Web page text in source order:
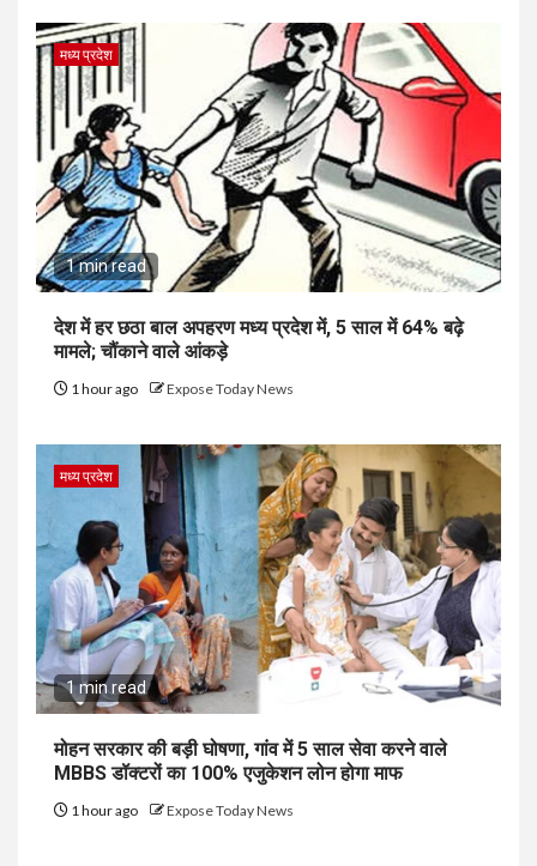
मध्य प्रदेश
1 min read
देश में हर छठा बाल अपहरण मध्य प्रदेश में, 5 साल में 64% बढ़े
मामले; चौंकाने वाले आंकड़े
1 hour ago Expose Today News
मध्य प्रदेश
1 min read
मोहन सरकार की बड़ी घोषणा, गांव में 5 साल सेवा करने वाले
MBBS डॉक्टरों का 100% एजुकेशन लोन होगा माफ
1 hour ago Expose Today News